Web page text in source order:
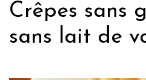
Crêpes sans
sans lait de